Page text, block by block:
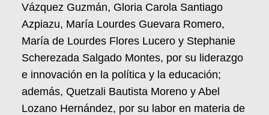
Vázquez Guzmán, Gloria Carola Santiago
Azpiazu, María Lourdes Guevara Romero,
María de Lourdes Flores Lucero y Stephanie
Scherezada Salgado Montes, por su liderazgo
e innovación en la política y la educación;
además, Quetzali Bautista Moreno y Abel
Lozano Hernández, por su labor en materia de